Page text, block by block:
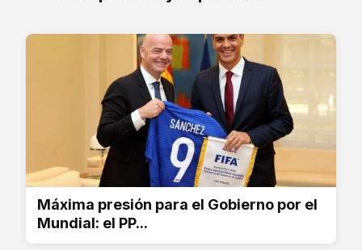
Máxima presión para el Gobierno por el
Mundial: el PP...